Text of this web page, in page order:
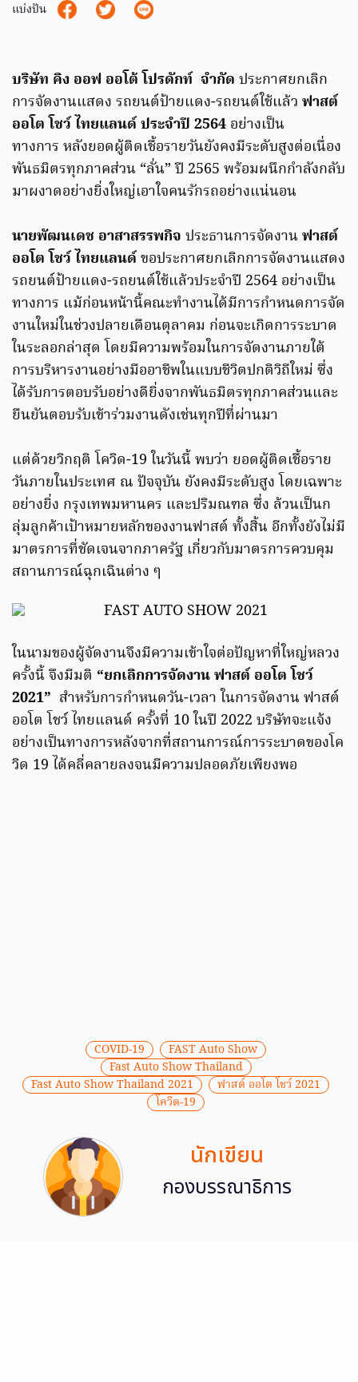
แบ่งปัน
บริษัท คิง ออฟ ออโต้ โปรดักท์ จำกัด ประกาศยกเลิก
การจัดงานแสดง รถยนต์ป้ายแดง-รถยนต์ใช้แล้ว ฟาสต์
ออโต โชว์ ไทยแลนด์ ประจำปี 2564 อย่างเป็น
ทางการ หลังยอดผู้ติดเชื้อรายวันยังคงมีระดับสูงต่อเนื่อง
พันธมิตรทุกภาคส่วน “ลั่น” ปี 2565 พร้อมผนึกกำลังกลับ
มาผงาดอย่างยิ่งใหญ่เอาใจคนรักรถอย่างแน่นอน
นายพัฒนเดช อาสาสรรพกิจ ประธานการจัดงานฟาสต์
ออโต โชว์ ไทยแลนด์ขอประกาศยกเลิกการจัดงานแสดง
รถยนต์ป้ายแดง-รถยนต์ใช้แล้วประจำปี 2564 อย่างเป็น
ทางการ แม้ก่อนหน้านี้คณะทำงานได้มีการกำหนดการจัด
งานใหม่ในช่วงปลายเดือนตุลาคม ก่อนจะเกิดการระบาด
ในระลอกล่าสุด โดยมีความพร้อมในการจัดงานภายใต้
การบริหารงานอย่างมืออาชีพในแบบชีวิตปกติวิถีใหม่ ซึ่ง
ได้รับการตอบรับอย่างดียิ่งจากพันธมิตรทุกภาคส่วนและ
ยืนยันตอบรับเข้าร่วมงานดังเช่นทุกปีที่ผ่านมา
แต่ด้วยวิกฤติ โควิด-19 ในวันนี้ พบว่า ยอดผู้ติดเชื้อราย
วันภายในประเทศ ณ ปัจจุบัน ยังคงมีระดับสูง โดยเฉพาะ
อย่างยิ่ง กรุงเทพมหานคร และปริมณฑล ซึ่ง ล้วนเป็นก
ลุ่มลูกค้าเป้าหมายหลักของงานฟาสต์ ทั้งสิ้น อีกทั้งยังไม่มี
มาตรการที่ชัดเจนจากภาครัฐ เกี่ยวกับมาตรการควบคุม
สถานการณ์ฉุกเฉินต่าง ๆ
ในนามของผู้จัดงานจึงมีความเข้าใจต่อปัญหาที่ใหญ่หลวง
ครั้งนี้ จึงมีมติ “ยกเลิกการจัดงาน ฟาสต์ ออโต โชว์
2021” สำหรับการกำหนดวัน-เวลา ในการจัดงาน ฟาสต์
ออโต โชว์ ไทยแลนด์ ครั้งที่ 10 ในปี 2022 บริษัทจะแจ้ง
อย่างเป็นทางการหลังจากที่สถานการณ์การระบาดของโค
วิด 19 ได้คลี่คลายลงจนมีความปลอดภัยเพียงพอ
COVID-19
FAST Auto Show
Fast Auto Show Thailand
Fast Auto Show Thailand 2021
ฟาสต์ ออโต โชว์ 2021
โควิด-19
นักเขียน
กองบรรณาธิการ